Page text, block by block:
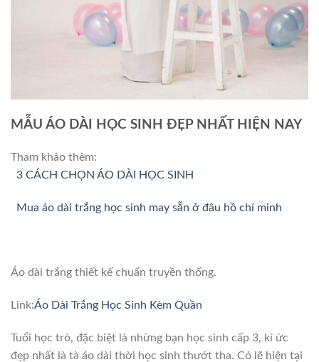
MẪU ÁO DÀI HỌC SINH ĐẸP NHẤT HIỆN NAY
Tham khảo thêm:
3 CÁCH CHỌN ÁO DÀI HỌC SINH
Mua áo dài trắng học sinh may sẵn ở đâu hồ chí minh
Áo dài trắng thiết kế chuẩn truyền thống.
Link:Áo Dài Trắng Học Sinh Kèm Quần
Tuổi học trò, đặc biệt là những bạn học sinh cấp 3, kí ức
đẹp nhất là tà áo dài thời học sinh thướt tha. Có lẽ hiện tại